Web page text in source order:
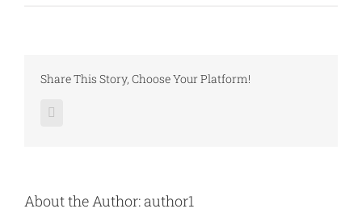
Share This Story, Choose Your Platform!
About the Author:author1